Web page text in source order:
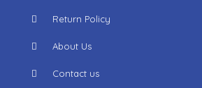
Return Policy
About Us
Contact us